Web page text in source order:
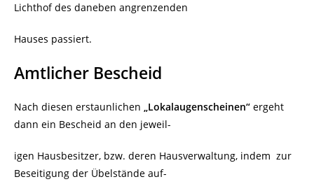
Lichthof des daneben angrenzenden
Hauses passiert.
Amtlicher Bescheid
Nach diesen erstaunlichen „Lokalaugenscheinen“ ergeht
dann ein Bescheid an den jeweil-
igen Hausbesitzer, bzw. deren Hausverwaltung, indem zur
Beseitigung der Übelstände auf-